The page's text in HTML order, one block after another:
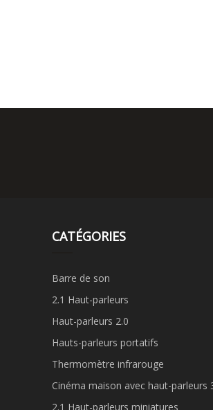
CATÉGORIES
Barre de son
2.1 Haut-parleurs
Haut-parleurs 2.0
Hauts-parleurs portatifs
Thermomètre infrarouge
Cinéma maison avec haut-parleurs
2.1 Haut-parleurs miniatures